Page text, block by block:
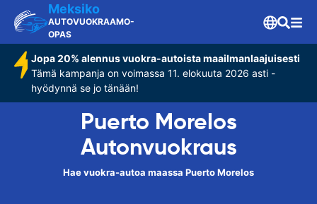
Meksiko
AUTOVUOKRAAMO-
OPAS
Jopa 20% alennus vuokra-autoista maailmanlaajuisesti
Tämä kampanja on voimassa 11. elokuuta 2026 asti -
hyödynnä se jo tänään!
Puerto Morelos
Autonvuokraus
Hae vuokra-autoa maassa Puerto Morelos